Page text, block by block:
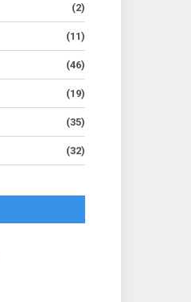
(2)
(11)
(46)
(19)
(35)
(32)